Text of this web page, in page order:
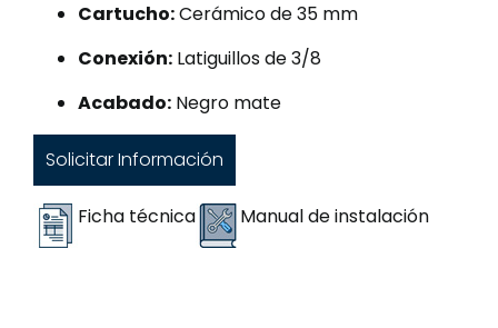
Cartucho:Cerámico de 35 mm
Conexión: Latiguillos de 3/8
Acabado: Negro mate
Solicitar Información
Ficha técnica Manual de instalación